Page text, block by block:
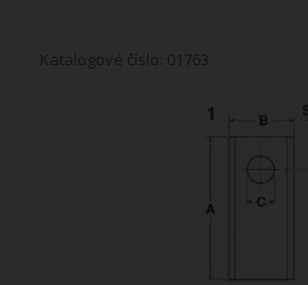
Katalogové číslo: 01763